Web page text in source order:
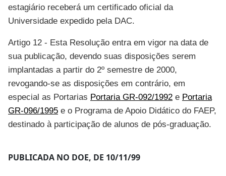
estagiário receberá um certificado oficial da
Universidade expedido pela DAC.
Artigo 12 - Esta Resolução entra em vigor na data de
sua publicação, devendo suas disposições serem
implantadas a partir do 2º semestre de 2000,
revogando-se as disposições em contrário, em
especial as Portarias Portaria GR-092/1992 e Portaria
GR-096/1995 e o Programa de Apoio Didático do FAEP,
destinado à participação de alunos de pós-graduação.
PUBLICADA NO DOE, DE 10/11/99